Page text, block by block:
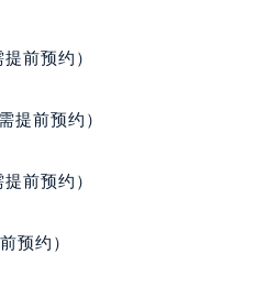
约）
约）
约）
预约）
前预约）
提前预约）
前预约）
预约）